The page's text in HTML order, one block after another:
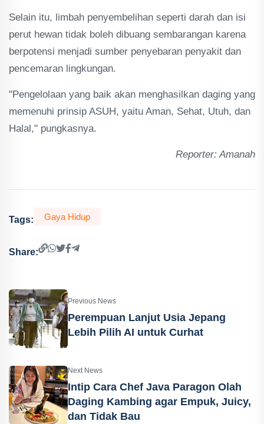
Selain itu, limbah penyembelihan seperti darah dan isi
perut hewan tidak boleh dibuang sembarangan karena
berpotensi menjadi sumber penyebaran penyakit dan
pencemaran lingkungan.
"Pengelolaan yang baik akan menghasilkan daging yang
memenuhi prinsip ASUH, yaitu Aman, Sehat, Utuh, dan
Halal," pungkasnya.
Reporter: Amanah
Tags: Gaya Hidup
Share:
Previous News
Perempuan Lanjut Usia Jepang
Lebih Pilih AI untuk Curhat
Next News
Intip Cara Chef Java Paragon Olah
Daging Kambing agar Empuk, Juicy,
dan Tidak Bau